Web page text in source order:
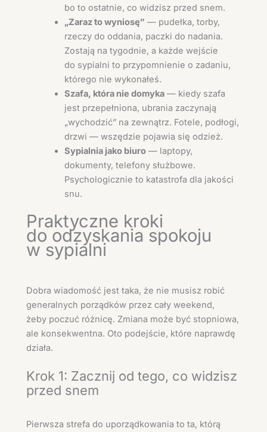
bo to ostatnie, co widzisz przed snem.
„Zaraz to wyniosę” — pudełka, torby,
rzeczy do oddania, paczki do nadania.
Zostają na tygodnie, a każde wejście
do sypialni to przypomnienie o zadaniu,
którego nie wykonałeś.
Szafa, która nie domyka— kiedy szafa
jest przepełniona, ubrania zaczynają
„wychodzić” na zewnątrz. Fotele, podłogi,
drzwi — wszędzie pojawia się odzież.
Sypialnia jako biuro— laptopy,
dokumenty, telefony służbowe.
Psychologicznie to katastrofa dla jakości
snu.
Praktyczne kroki
do odzyskania spokoju
w sypialni
Dobra wiadomość jest taka, że nie musisz robić
generalnych porządków przez cały weekend,
żeby poczuć różnicę. Zmiana może być stopniowa,
ale konsekwentna. Oto podejście, które naprawdę
działa.
Krok 1: Zacznij od tego, co widzisz
przed snem
Pierwsza strefa do uporządkowania to ta, którą